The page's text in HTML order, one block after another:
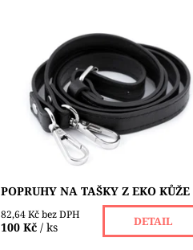
Ručně vyráběné popruhy z eko kůže
s niklovými karabinkami Délka: max.
110 cm Šířka: 2 cm Koženkový
popruh na kabelku má z každé...
Dostupnost:
Skladem 3 ks
POPRUHY NA TAŠKY Z EKO KŮŽE
82,64 Kč bez DPH
100 Kč / ks DETAIL